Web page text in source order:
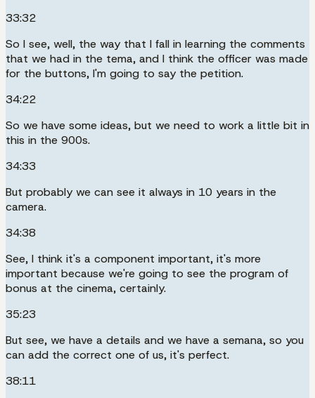
33:32
So I see, well, the way that I fall in learning the comments
that we had in the tema, and I think the officer was made
for the buttons, I'm going to say the petition.
34:22
So we have some ideas, but we need to work a little bit in
this in the 900s.
34:33
But probably we can see it always in 10 years in the
camera.
34:38
See, I think it's a component important, it's more
important because we're going to see the program of
bonus at the cinema, certainly.
35:23
But see, we have a details and we have a semana, so you
can add the correct one of us, it's perfect.
38:11